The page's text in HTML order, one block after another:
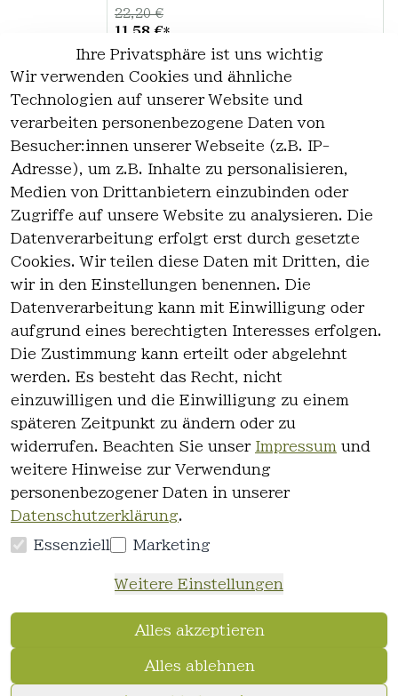
11,58 €*
22,20 €
Optionen anzeigen
*inkl. ges. MwStzzgl.Versandkosten
1
Ihre Privatsphäre ist uns wichtig
Wir verwenden Cookies und ähnliche
Technologien auf unserer Website und
verarbeiten personenbezogene Daten von
Besucher:innen unserer Webseite (z.B. IP-
Adresse), um z.B. Inhalte zu personalisieren,
Medien von Drittanbietern einzubinden oder
Zugriffe auf unsere Website zu analysieren. Die
Datenverarbeitung erfolgt erst durch gesetzte
Cookies. Wir teilen diese Daten mit Dritten, die
wir in den Einstellungen benennen. Die
Datenverarbeitung kann mit Einwilligung oder
aufgrund eines berechtigten Interesses erfolgen.
Die Zustimmung kann erteilt oder abgelehnt
werden. Es besteht das Recht, nicht
einzuwilligen und die Einwilligung zu einem
späteren Zeitpunkt zu ändern oder zu
widerrufen. Beachten Sie unser Impressum und
weitere Hinweise zur Verwendung
personenbezogener Daten in unserer
Datenschutzerklärung.
Essenziell Marketing
Weitere Einstellungen
Alles akzeptieren
Alles ablehnen
es
AGB
Datenschutz
Widerrufsre
cht
Kontakt
Kontakt
Registrieren
widerrufen